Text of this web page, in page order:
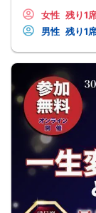
・悪質な場合は今後一
・弊社ではセミナー中
せん。
・外国人の方の参加
可能な方に限ります
女性 残り1
男性 残り1